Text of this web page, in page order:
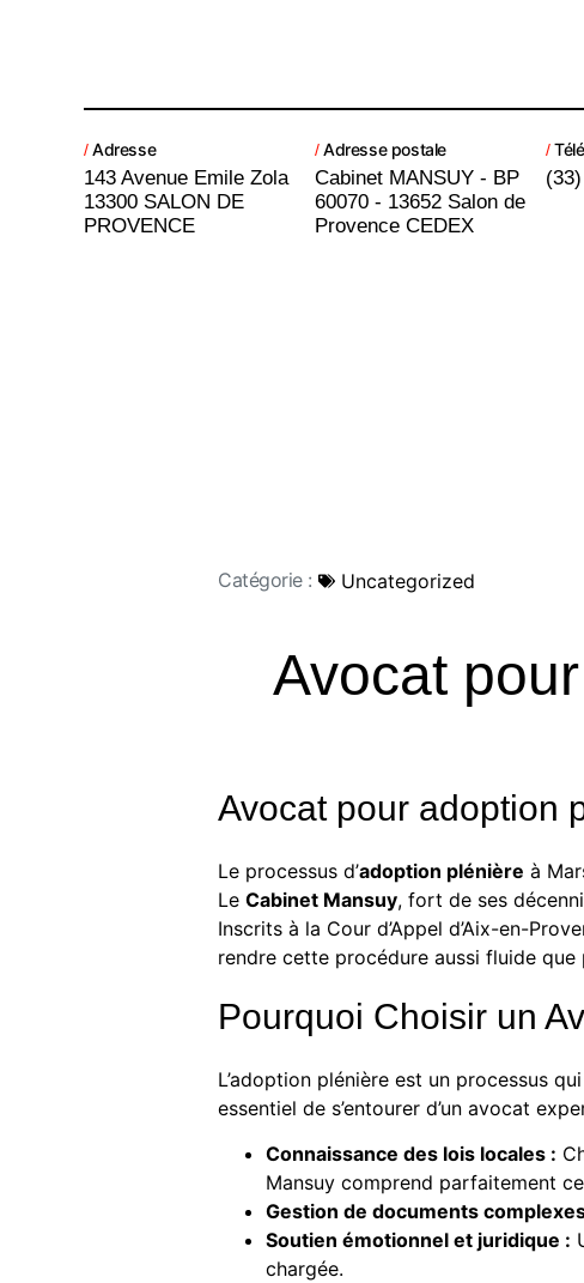
/Adresse
143 Avenue Emile Zola
13300 SALON DE
PROVENCE
/Adresse postale
Cabinet MANSUY - BP
60070 - 13652 Salon de
Provence CEDEX
/
Catégorie : Uncategorized
Avocat
Avocat pour adoption
Le processus d’adoption plénière à
Le Cabinet Mansuy, fort de ses
Inscrits à la Cour d’Appel d’Aix-en-
rendre cette procédure aussi fluide que
Pourquoi Choisir un
L’adoption plénière est un processus
essentiel de s’entourer d’un avocat
Connaissance des lois locales :
Mansuy comprend parfaitement
Gestion de documents
Soutien émotionnel et juridique :
chargée.